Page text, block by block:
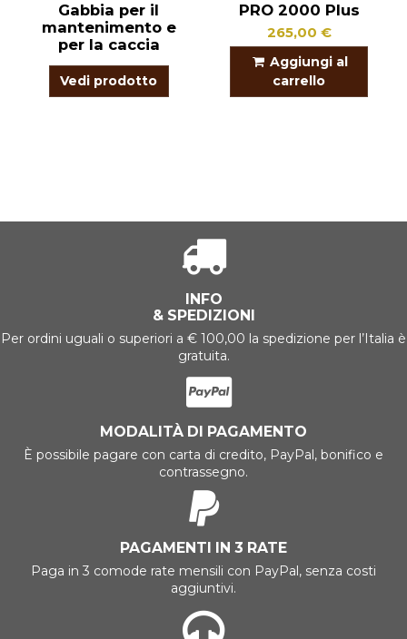
Gabbia per il
mantenimento e
per la caccia
Vedi prodotto
PRO 2000 Plus
265,00 €
Aggiungi al
carrello
INFO
& SPEDIZIONI
Per ordini uguali o superiori a € 100,00 la spedizione per l’Italia è
gratuita.
MODALITÀ DI PAGAMENTO
È possibile pagare con carta di credito, PayPal, bonifico e
contrassegno.
PAGAMENTI IN 3 RATE
Paga in 3 comode rate mensili con PayPal, senza costi
aggiuntivi.